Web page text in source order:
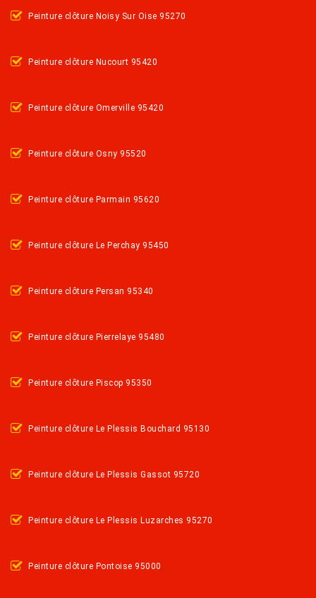
Peinture clôture Noisy Sur Oise 95270
Peinture clôture Nucourt 95420
Peinture clôture Omerville 95420
Peinture clôture Osny 95520
Peinture clôture Parmain 95620
Peinture clôture Le Perchay 95450
Peinture clôture Persan 95340
Peinture clôture Pierrelaye 95480
Peinture clôture Piscop 95350
Peinture clôture Le Plessis Bouchard 95130
Peinture clôture Le Plessis Gassot 95720
Peinture clôture Le Plessis Luzarches 95270
Peinture clôture Pontoise 95000